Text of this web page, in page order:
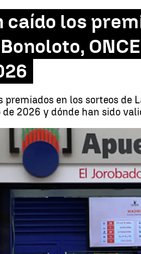
caído los
en los sorteos de
2026 y dónde han sido